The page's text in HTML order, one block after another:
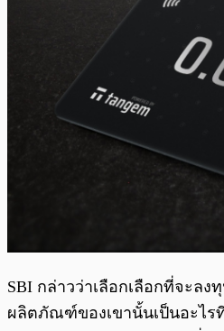
SBI กล่าวว่าเลือกเลือกที่จะลง
ผลิตภัณฑ์ของเขานั้นเป็นอะไร